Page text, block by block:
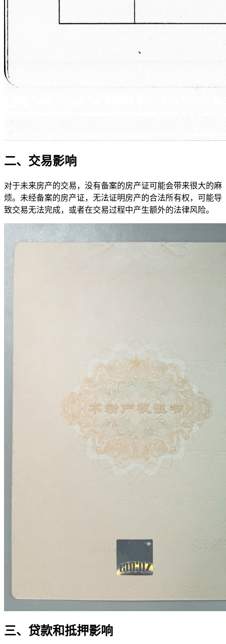
二、交易影响
对于未来房产的交易，没有备案的房产证可能会带来很大的麻
烦。未经备案的房产证，无法证明房产的合法所有权，可能导
致交易无法完成，或者在交易过程中产生额外的法律风险。
三、贷款和抵押影响